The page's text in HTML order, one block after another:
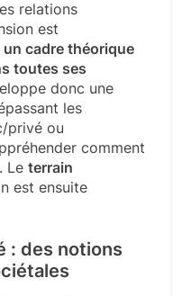
relations
est
un cadre théorique
toutes ses
donc une
les
privé ou
comment
Le terrain
est ensuite
: des notions